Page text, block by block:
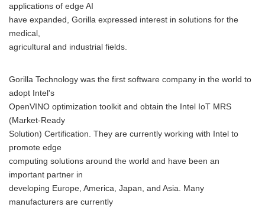
applications of edge AI
have expanded, Gorilla expressed interest in solutions for the
medical,
agricultural and industrial fields.
Gorilla Technology was the first software company in the world to
adopt Intel's
OpenVINO optimization toolkit and obtain the Intel IoT MRS
(Market-Ready
Solution) Certification. They are currently working with Intel to
promote edge
computing solutions around the world and have been an
important partner in
developing Europe, America, Japan, and Asia. Many
manufacturers are currently